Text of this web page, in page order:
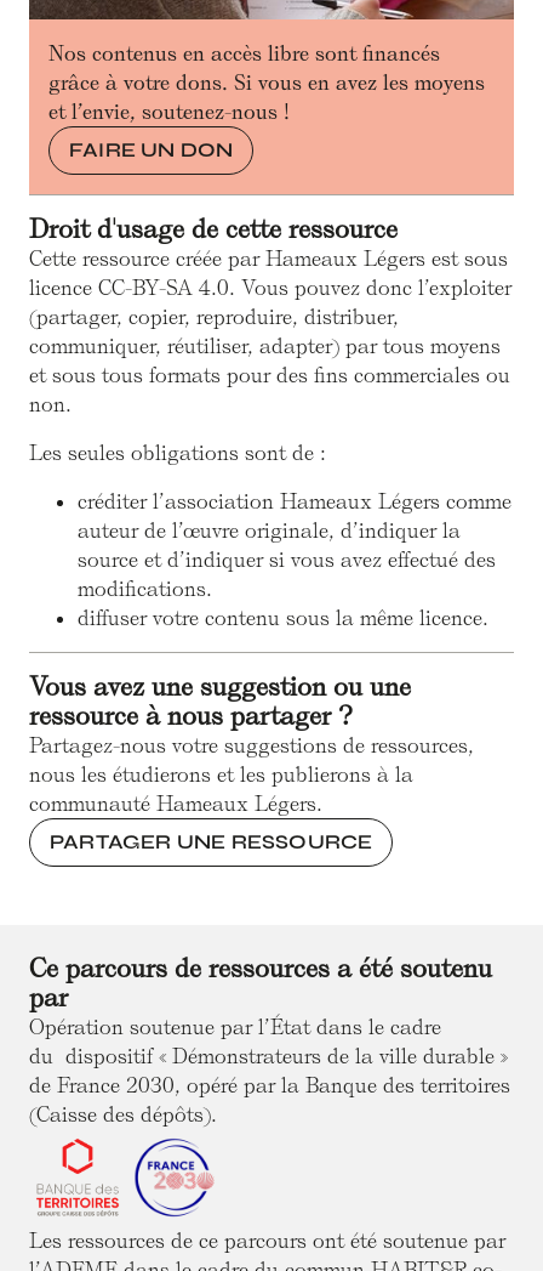
Nos contenus en accès libre sont financés
grâce à votre dons. Si vous en avez les moyens
et l’envie, soutenez-nous !
FAIRE UN DON
Droit d'usage de cette ressource
Cette ressource créée par Hameaux Légers est sous
licence CC-BY-SA 4.0. Vous pouvez donc l’exploiter
(partager, copier, reproduire, distribuer,
communiquer, réutiliser, adapter) par tous moyens
et sous tous formats pour des fins commerciales ou
non.
Les seules obligations sont de :
créditer l’association Hameaux Légers comme
auteur de l’œuvre originale, d’indiquer la
source et d’indiquer si vous avez effectué des
modifications.
diffuser votre contenu sous la même licence.
Vous avez une suggestion ou une
ressource à nous partager ?
Partagez-nous votre suggestions de ressources,
nous les étudierons et les publierons à la
communauté Hameaux Légers.
PARTAGER UNE RESSOURCE
Ce parcours de ressources a été soutenu
par
Opération soutenue par l’État dans le cadre
du dispositif « Démonstrateurs de la ville durable »
de France 2030, opéré par la Banque des territoires
(Caisse des dépôts).
Les ressources de ce parcours ont été soutenue par